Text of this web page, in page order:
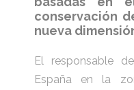
conservación
nueva
El responsable
España en la